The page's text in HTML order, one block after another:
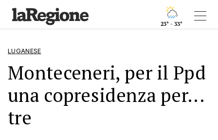
23° - 33°
LUGANESE
Monteceneri, per il Ppd
una copresidenza per...
tre